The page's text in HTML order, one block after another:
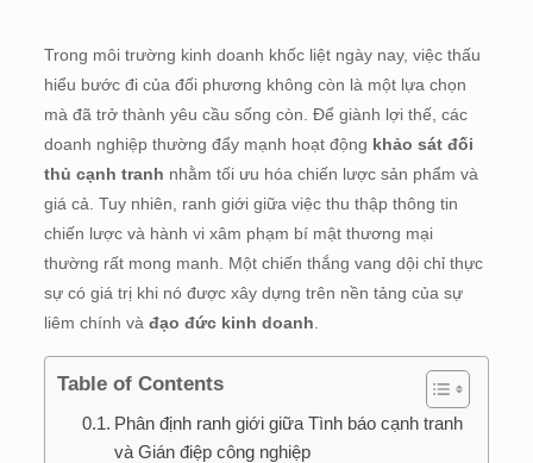
Trong môi trường kinh doanh khốc liệt ngày nay, việc thấu
hiểu bước đi của đối phương không còn là một lựa chọn
mà đã trở thành yêu cầu sống còn. Để giành lợi thế, các
doanh nghiệp thường đẩy mạnh hoạt động khảo sát đối
thủ cạnh tranh nhằm tối ưu hóa chiến lược sản phẩm và
giá cả. Tuy nhiên, ranh giới giữa việc thu thập thông tin
chiến lược và hành vi xâm phạm bí mật thương mại
thường rất mong manh. Một chiến thắng vang dội chỉ thực
sự có giá trị khi nó được xây dựng trên nền tảng của sự
liêm chính và đạo đức kinh doanh
Table of Contents
Phân định ranh giới giữa Tình báo cạnh tranh
và Gián điệp công nghiệp